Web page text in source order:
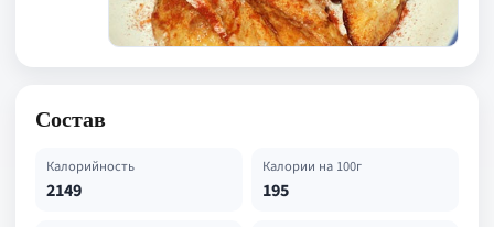
Состав
Калорийность
2149
Калории на 100г
195